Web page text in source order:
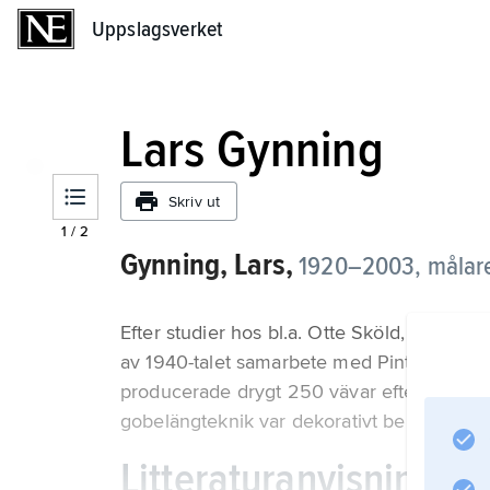
Uppslagsverket
1 /2
Lars Gynning
Skriv ut
Gynning, Lars, 1920–2003,
Efter studier hos bl.a. Otte Sköld, Isaac
av 1940-talet samarbete med Pinton
producerade drygt 250 vävar efter hans
gobelängteknik var dekorativt berättande